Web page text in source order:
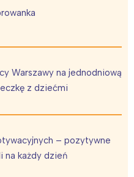
Warszawy na jednodniową
z dziećmi
– pozytywne
na każdy dzień